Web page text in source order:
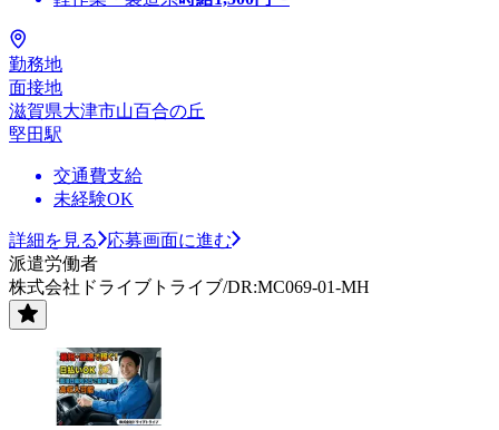
勤務地
面接地
滋賀県大津市山百合の丘
堅田駅
交通費支給
未経験OK
詳細を見る
応募画面に進む
派遣労働者
株式会社ドライブトライブ/DR:MC069-01-MH